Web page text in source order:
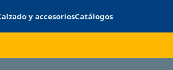
y accesoriosCatálogos